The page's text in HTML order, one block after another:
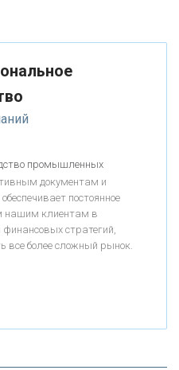
БАНК»
промышленных
документам и
постоянное
нашим клиентам в
стратегий,
более сложный рынок.